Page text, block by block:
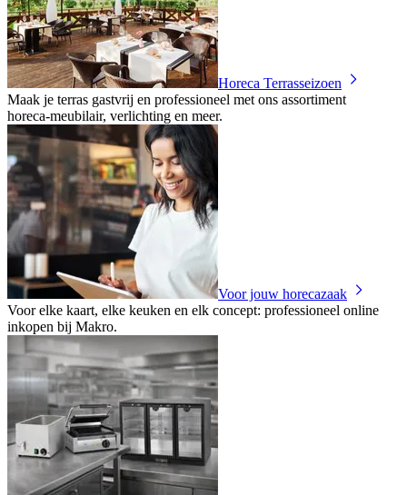
Horeca Terrasseizoen
Maak je terras gastvrij en professioneel met ons assortiment
horeca‑meubilair, verlichting en meer.
Voor jouw horecazaak
Voor elke kaart, elke keuken en elk concept: professioneel online
inkopen bij Makro.